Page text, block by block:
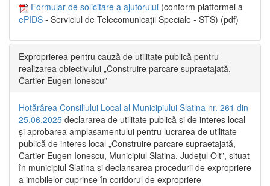
Formular de solicitare a ajutorului (conform platformei a
ePIDS - Serviciul de Telecomunicații Speciale - STS) (pdf)
Exproprierea pentru cauză de utilitate publică pentru
realizarea obiectivului „Construire parcare supraetajată,
Cartier Eugen Ionescu”
Hotărârea Consiliului Local al Municipiului Slatina nr. 261 din
25.06.2025 declararea de utilitate publică și de interes local
și aprobarea amplasamentului pentru lucrarea de utilitate
publică de interes local „Construire parcare supraetajată,
Cartier Eugen Ionescu, Municipiul Slatina, Județul Olt”, situat
în municipiul Slatina și declanșarea procedurii de expropriere
a imobilelor cuprinse în coridorul de expropriere